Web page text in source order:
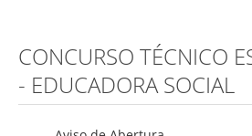
Atividades do 1º Ciclo
Clubes & Projetos
Exames
CONCURSO TÉCNICO
- EDUCADORA SOCIAL